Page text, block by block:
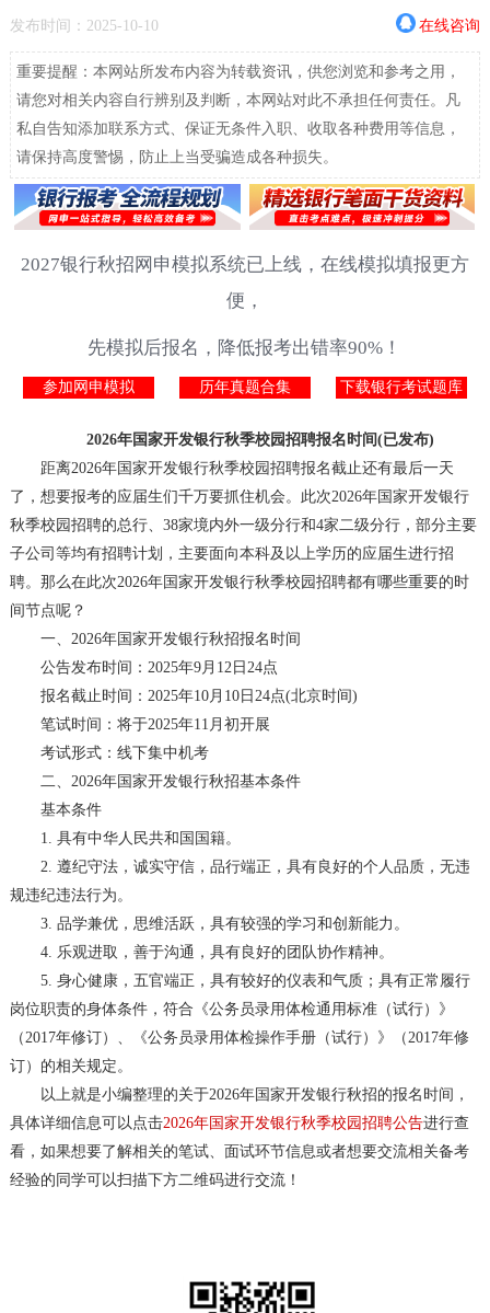
发布时间：2025-10-10 在线咨询
重要提醒：本网站所发布内容为转载资讯，供您浏览和参考之用，
请您对相关内容自行辨别及判断，本网站对此不承担任何责任。凡
私自告知添加联系方式、保证无条件入职、收取各种费用等信息，
请保持高度警惕，防止上当受骗造成各种损失。
2027银行秋招网申模拟系统已上线，在线模拟填报更方
便，
先模拟后报名，降低报考出错率90%！
参加网申模拟 历年真题合集 下载银行考试题库
2026年国家开发银行秋季校园招聘报名时间(已发布)
距离2026年国家开发银行秋季校园招聘报名截止还有最后一天
了，想要报考的应届生们千万要抓住机会。此次2026年国家开发银行
秋季校园招聘的总行、38家境内外一级分行和4家二级分行，部分主要
子公司等均有招聘计划，主要面向本科及以上学历的应届生进行招
聘。那么在此次2026年国家开发银行秋季校园招聘都有哪些重要的时
间节点呢？
一、2026年国家开发银行秋招报名时间
公告发布时间：2025年9月12日24点
报名截止时间：2025年10月10日24点(北京时间)
笔试时间：将于2025年11月初开展
考试形式：线下集中机考
二、2026年国家开发银行秋招基本条件
基本条件
1. 具有中华人民共和国国籍。
2. 遵纪守法，诚实守信，品行端正，具有良好的个人品质，无违
规违纪违法行为。
3. 品学兼优，思维活跃，具有较强的学习和创新能力。
4. 乐观进取，善于沟通，具有良好的团队协作精神。
5. 身心健康，五官端正，具有较好的仪表和气质；具有正常履行
岗位职责的身体条件，符合《公务员录用体检通用标准（试行）》
（2017年修订）、《公务员录用体检操作手册（试行）》（2017年修
订）的相关规定。
以上就是小编整理的关于2026年国家开发银行秋招的报名时间，
具体详细信息可以点击2026年国家开发银行秋季校园招聘公告进行查
看，如果想要了解相关的笔试、面试环节信息或者想要交流相关备考
经验的同学可以扫描下方二维码进行交流！